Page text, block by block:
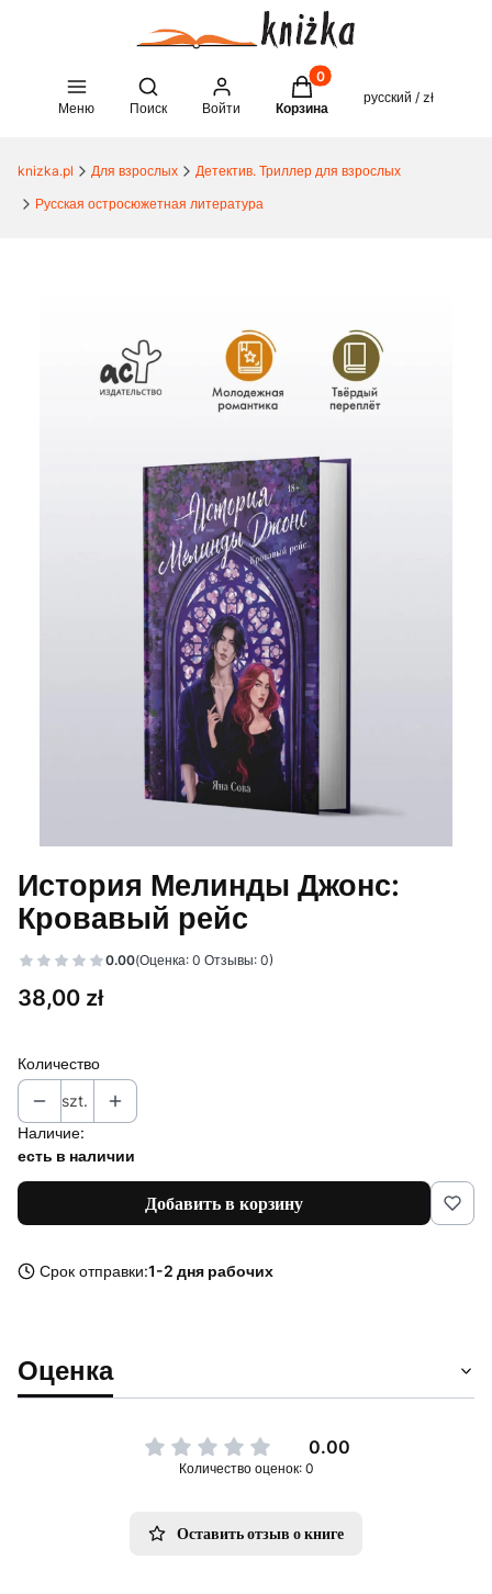
Меню
Open search engine
Поиск Войти
Товары в корзине: 0.
Корзина
русский / zł
knizka.pl Для взрослых
Детектив. Триллер для взрослых
Русская остросюжетная литература
История Мелинды Джонс:
Кровавый рейс
0.00(Оценка: 0 Отзывы: 0)
Цена
38,00 zł
Количество
szt.
Наличие:
есть в наличии
Добавить в корзину
Срок отправки:1-2 дня рабочих
Оценка
0.00
Количество оценок: 0
Оставить отзыв о книге